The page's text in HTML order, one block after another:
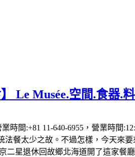
Le Musée.空間.食器.
間:+81 11-640-6955，營業時間
餐太少之故。不過怎樣，今天來要
二星退休回故鄉北海道開了這家餐